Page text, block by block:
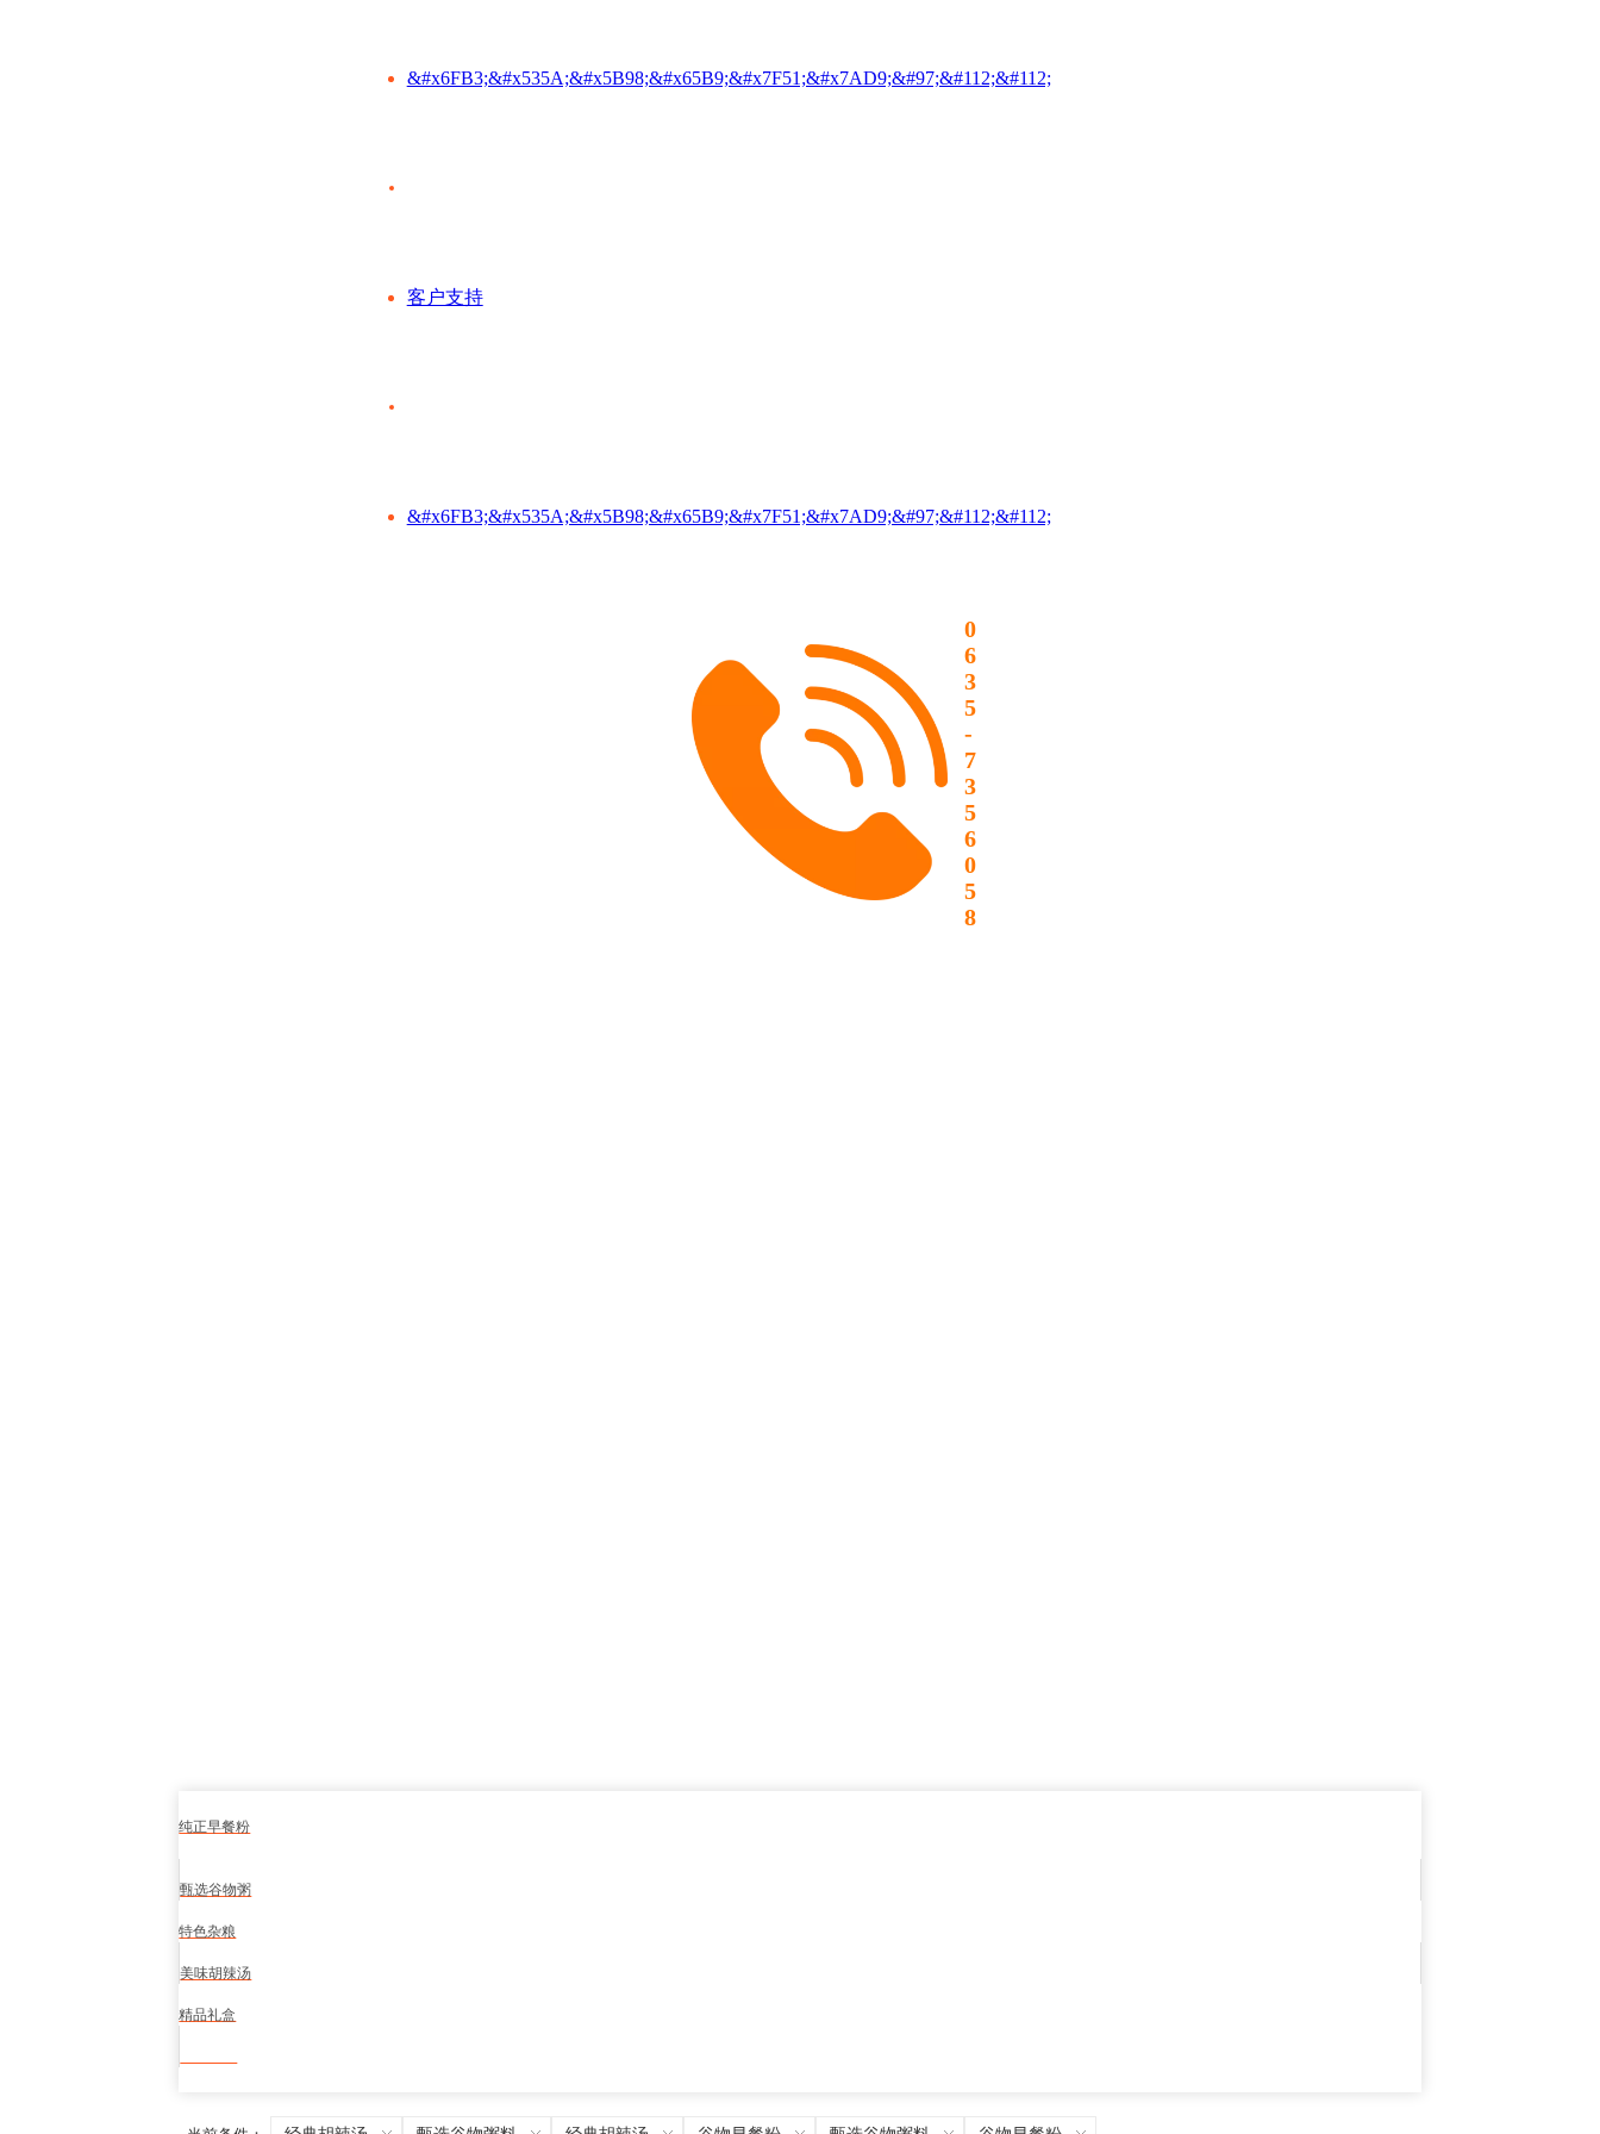
&#x6FB3;&#x535A;&#x5B98;&#x65B9;&#x7F51;&#x7AD9;&#97;&#112;&#112;
客户支持
&#x6FB3;&#x535A;&#x5B98;&#x65B9;&#x7F51;&#x7AD9;&#97;&#112;&#112;
0
6
3
5
-
7
3
5
6
0
5
8
纯正早餐粉
甄选谷物粥
特色杂粮
美味胡辣汤
精品礼盒